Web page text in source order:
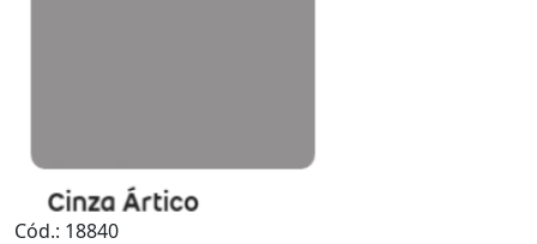
Cód.: 18840